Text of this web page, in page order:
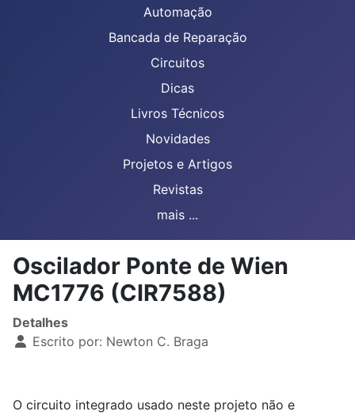
Automação
Bancada de Reparação
Circuitos
Dicas
Livros Técnicos
Novidades
Projetos e Artigos
Revistas
mais ...
Oscilador Ponte de Wien
MC1776 (CIR7588)
Detalhes
Escrito por: Newton C. Braga
O circuito integrado usado neste projeto não e